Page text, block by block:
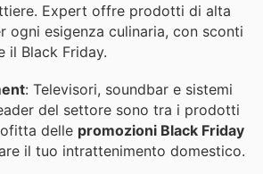
Expert offre prodotti di alta
ogni esigenza culinaria, con sconti
il Black Friday.
: Televisori, soundbar e sistemi
del settore sono tra i prodotti
delle promozioni Black Friday
il tuo intrattenimento domestico.